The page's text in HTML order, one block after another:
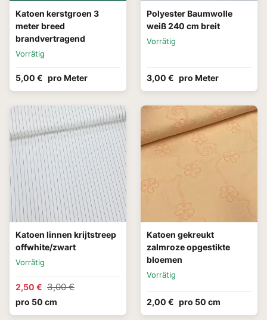
Katoen kerstgroen 3
meter breed
brandvertragend
Vorrätig
5,00 € pro Meter
Polyester Baumwolle
weiß 240 cm breit
Vorrätig
3,00 € pro Meter
Katoen linnen krijtstreep
offwhite/zwart
Vorrätig
2,50 € 3,00 €
pro 50 cm
Katoen gekreukt
zalmroze opgestikte
bloemen
Vorrätig
2,00 € pro 50 cm